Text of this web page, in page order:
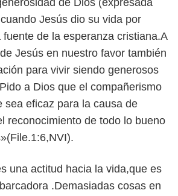
de Dios (expresada
Jesús dio su vida por
de la esperanza cristiana.A
Jesús en nuestro favor también
para vivir siendo generosos
a Dios que el compañerismo
sea eficaz para la causa de
reconocimiento de todo lo bueno
una actitud hacia la vida,que es
.Demasiadas cosas en